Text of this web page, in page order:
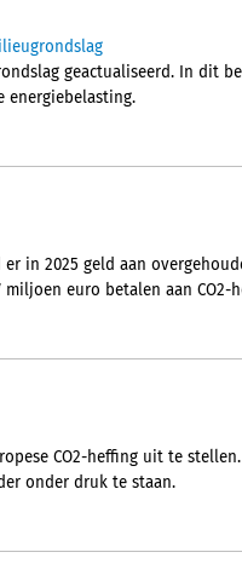
geactualiseerd. In dit
energiebelasting.
in 2025 geld aan
euro betalen aan CO2-
CO2-heffing uit te
onder druk te staan.